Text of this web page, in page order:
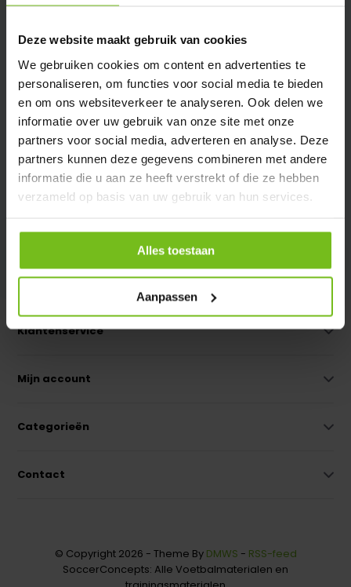
Deze website maakt gebruik van cookies
We gebruiken cookies om content en advertenties te
personaliseren, om functies voor social media te bieden
en om ons websiteverkeer te analyseren. Ook delen we
informatie over uw gebruik van onze site met onze
partners voor social media, adverteren en analyse. Deze
partners kunnen deze gegevens combineren met andere
informatie die u aan ze heeft verstrekt of die ze hebben
verzameld op basis van uw gebruik van hun services.
Alles toestaan
Aanpassen
Schrijf je in voor onze nieuwsbrief
* Lees hier de wettelijke beperkingen
Klantenservice
Mijn account
Categorieën
Contact
© Copyright 2026 - Theme By DMWS - RSS-feed
SoccerConcepts: Alle Voetbalmaterialen en